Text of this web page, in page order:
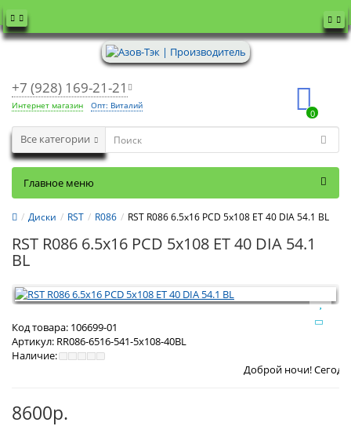
+7 (928) 169-21-21
Интернет магазин Опт: Виталий
0
Все категории
Главное меню
Диски RST R086 RST R086 6.5x16 PCD 5x108 ET 40 DIA 54.1 BL
RST R086 6.5x16 PCD 5x108 ET 40 DIA 54.1
BL
Код товара: 106699-01
Артикул: RR086-6516-541-5x108-40BL
Наличие:
Доброй ночи! Сегодня
8600р.